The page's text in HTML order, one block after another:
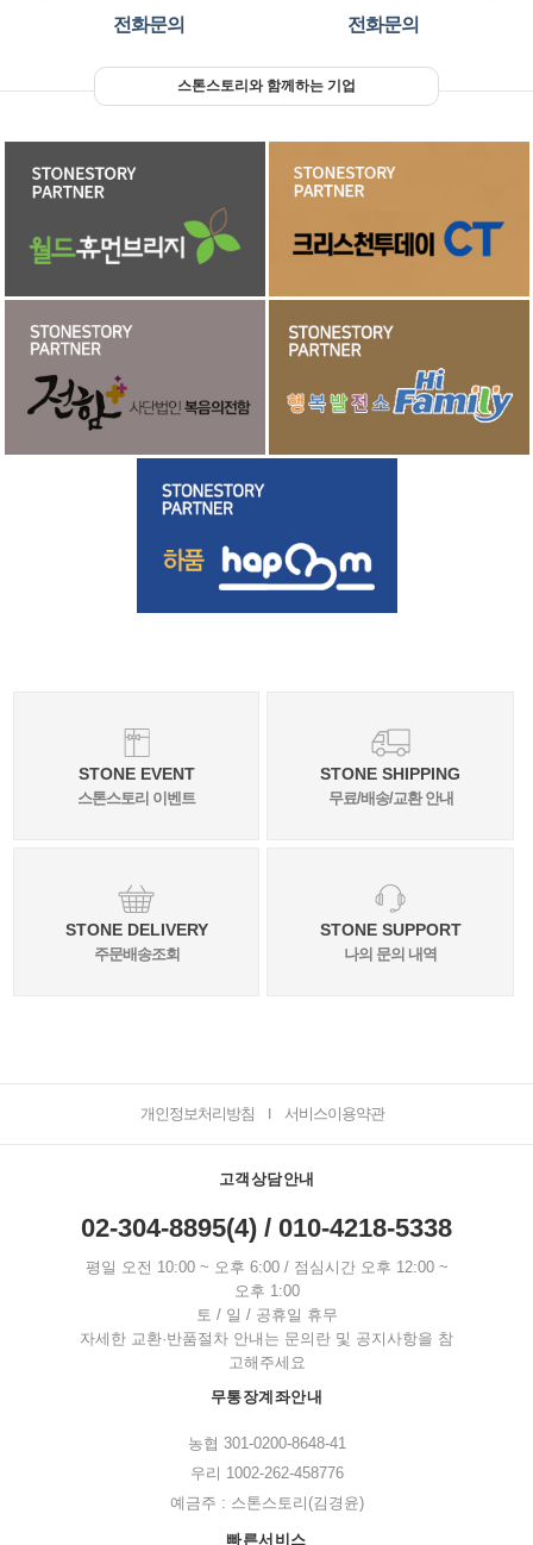
전화문의 전화문의
스톤스토리와 함께하는 기업
STONE EVENT
스톤스토리 이벤트
STONE SHIPPING
무료/배송/교환 안내
STONE DELIVERY
주문배송조회
STONE SUPPORT
나의 문의 내역
개인정보처리방침 서비스이용약관
고객상담안내
02-304-8895(4) / 010-4218-5338
평일 오전 10:00 ~ 오후 6:00 / 점심시간 오후 12:00 ~
오후 1:00
토 / 일 / 공휴일 휴무
자세한 교환·반품절차 안내는 문의란 및 공지사항을 참
고해주세요
무통장계좌안내
농협 301-0200-8648-41
우리 1002-262-458776
예금주 : 스톤스토리(김경윤)
빠른서비스